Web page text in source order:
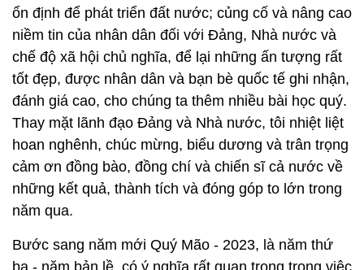
ổn định để phát triển đất nước; củng cố và nâng cao
niềm tin của nhân dân đối với Đảng, Nhà nước và
chế độ xã hội chủ nghĩa, để lại những ấn tượng rất
tốt đẹp, được nhân dân và bạn bè quốc tế ghi nhận,
đánh giá cao, cho chúng ta thêm nhiều bài học quý.
Thay mặt lãnh đạo Đảng và Nhà nước, tôi nhiệt liệt
hoan nghênh, chúc mừng, biểu dương và trân trọng
cảm ơn đồng bào, đồng chí và chiến sĩ cả nước về
những kết quả, thành tích và đóng góp to lớn trong
năm qua.
Bước sang năm mới Quý Mão - 2023, là năm thứ
ba - năm bản lề, có ý nghĩa rất quan trọng trong việc